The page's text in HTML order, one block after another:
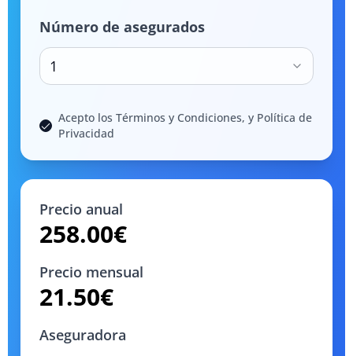
Número de asegurados
1
Acepto los Términos y Condiciones, y Política de
Privacidad
Precio anual
258.00€
Precio mensual
21.50€
Aseguradora